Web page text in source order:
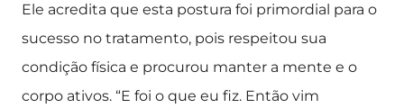
Ele acredita que esta postura foi primordial para o
sucesso no tratamento, pois respeitou sua
condição física e procurou manter a mente e o
corpo ativos. “E foi o que eu fiz. Então vim